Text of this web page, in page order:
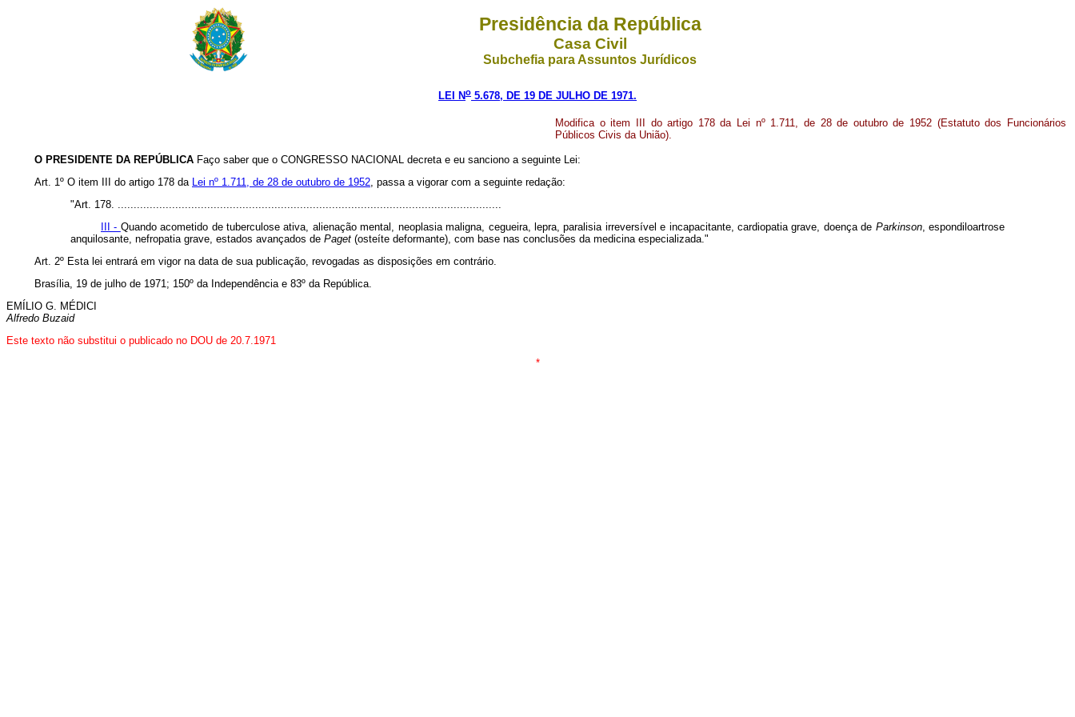
Presidência da República
Casa Civil
Subchefia para Assuntos Jurídicos
LEI No 5.678, DE 19 DE JULHO DE 1971.
Modifica o item III do artigo 178 da Lei nº 1.711, de 28 de outubro de 1952 (Estatuto dos Funcionários
Públicos Civis da União).
O PRESIDENTE DA REPÚBLICA Faço saber que o CONGRESSO NACIONAL decreta e eu sanciono a seguinte Lei:
Art. 1º O item III do artigo 178 da Lei nº 1.711, de 28 de outubro de 1952, passa a vigorar com a seguinte redação:
"Art. 178. ........................................................................................................................
III - Quando acometido de tuberculose ativa, alienação mental, neoplasia maligna, cegueira, lepra, paralisia irreversível e incapacitante, cardiopatia grave, doença de Parkinson, espondiloartrose
anquilosante, nefropatia grave, estados avançados de Paget (osteíte deformante), com base nas conclusões da medicina especializada."
Art. 2º Esta lei entrará em vigor na data de sua publicação, revogadas as disposições em contrário.
Brasília, 19 de julho de 1971; 150º da Independência e 83º da República.
EMÍLIO G. MÉDICI
Alfredo Buzaid
Este texto não substitui o publicado no DOU de 20.7.1971
*